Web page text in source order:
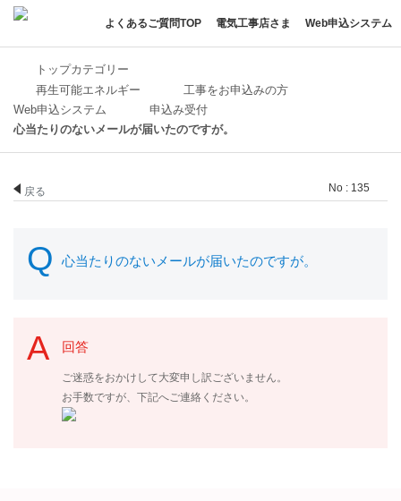
よくあるご質問TOP 電気工事店さま Web申込システム
トップカテゴリー
再生可能エネルギー
工事をお申込みの方
Web申込システム
申込み受付
心当たりのないメールが届いたのですが。
戻る No : 135
心当たりのないメールが届いたのですが。
回答
ご迷惑をおかけして大変申し訳ございません。
お手数ですが、下記へご連絡ください。